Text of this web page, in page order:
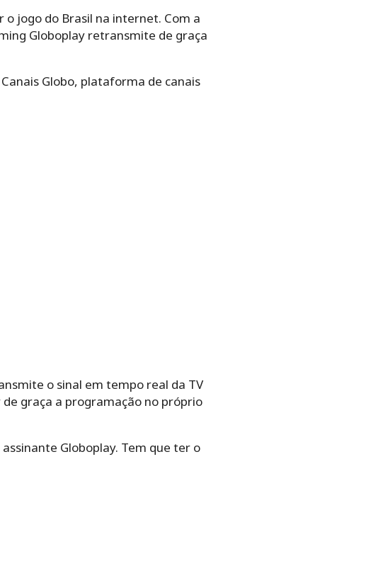
jogo do Brasil na internet. Com a
Globoplay retransmite de graça
Globo, plataforma de canais
o sinal em tempo real da TV
graça a programação no próprio
Globoplay. Tem que ter o